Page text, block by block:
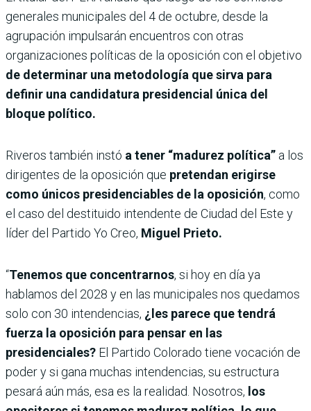
generales municipales del 4 de octubre, desde la
agrupación impulsarán encuentros con otras
organizaciones políticas de la oposición con el objetivo
de determinar una metodología que sirva para
definir una candidatura presidencial única del
bloque político.
Riveros también instó a tener “madurez política” a los
dirigentes de la oposición que pretendan erigirse
como únicos presidenciables de la oposición, como
el caso del destituido intendente de Ciudad del Este y
líder del Partido Yo Creo, Miguel Prieto.
“Tenemos que concentrarnos, si hoy en día ya
hablamos del 2028 y en las municipales nos quedamos
solo con 30 intendencias, ¿les parece que tendrá
fuerza la oposición para pensar en las
presidenciales? El Partido Colorado tiene vocación de
poder y si gana muchas intendencias, su estructura
pesará aún más, esa es la realidad. Nosotros, los